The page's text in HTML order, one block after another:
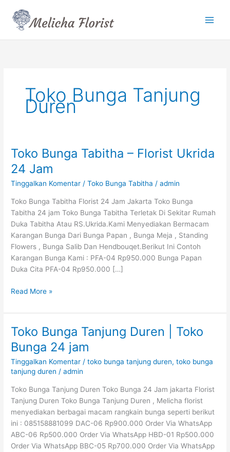
konten
Toko Bunga Tanjung
Duren
Toko Bunga Tabitha – Florist Ukrida
24 Jam
Tinggalkan Komentar /Toko Bunga Tabitha /admin
Toko Bunga Tabitha Florist 24 Jam Jakarta Toko Bunga
Tabitha 24 jam Toko Bunga Tabitha Terletak Di Sekitar Rumah
Duka Tabitha Atau RS.Ukrida.Kami Menyediakan Bermacam
Karangan Bunga Dari Bunga Papan , Bunga Meja , Standing
Flowers , Bunga Salib Dan Hendbouqet.Berikut Ini Contoh
Karangan Bunga Kami : PFA-04 Rp950.000 Bunga Papan
Duka Cita PFA-04 Rp950.000 […]
Toko
Bunga
Tabitha
–
Read More »
Toko Bunga Tanjung Duren | Toko
Bunga 24 jam
Tinggalkan Komentar /toko bunga tanjung duren,toko bunga
tanjung duren /admin
Toko Bunga Tanjung Duren Toko Bunga 24 Jam jakarta Florist
Tanjung Duren Toko Bunga Tanjung Duren , Melicha florist
menyediakan berbagai macam rangkain bunga seperti berikut
ini : 085158881099 DAC-06 Rp900.000 Order Via WhatsApp
ABC-06 Rp500.000 Order Via WhatsApp HBD-01 Rp500.000
Order Via WhatsApp BBC-05 Rp700.000 Order Via WhatsApp
Toko
Bunga
Tanjung
Duren
|
Toko
Bunga
jam